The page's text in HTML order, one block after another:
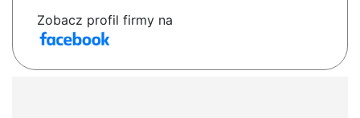
Zobacz profil firmy na